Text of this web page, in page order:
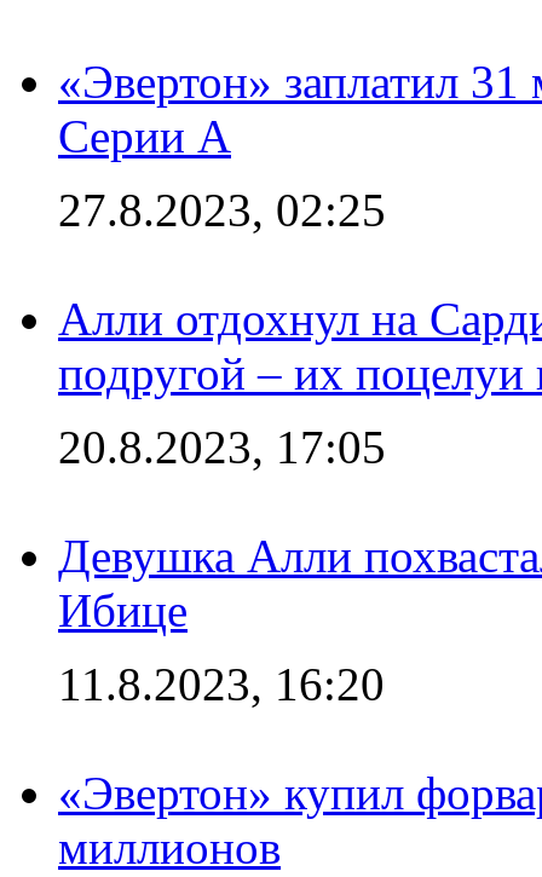
«Эвертон» заплатил
Серии А
27.8.2023, 02:25
Алли отдохнул на
подругой – их поцелуи
20.8.2023, 17:05
Девушка Алли
Ибице
11.8.2023, 16:20
«Эвертон» купил
миллионов